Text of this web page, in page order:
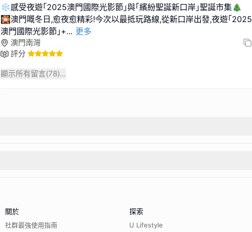
❄️感受夜遊｢2025澳門國際光影節｣與｢繽紛聖誕新口岸｣聖誕市集🎄
🎇澳門嘅冬日,愈夜愈精彩!今次以最抵玩路線,從新口岸出發,夜遊｢2025
澳門國際光影節｣+... 更多
澳門南灣
評分
顯示所有留言(78)...
關於
社群最強使用指南
探索
U Lifestyle